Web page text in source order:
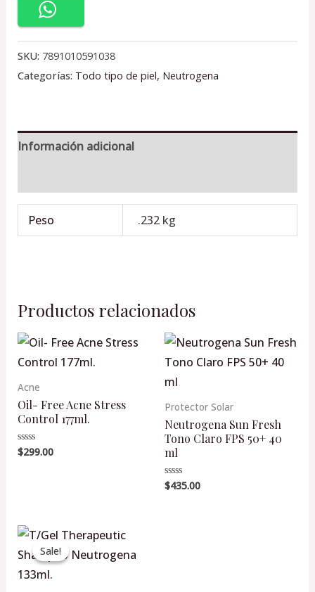
SKU: 7891010591038
Categorías: Todo tipo de piel, Neutrogena
Información adicional
Peso .232 kg
Productos relacionados
Acne
Oil- Free Acne Stress
Control 177ml.
Valorado
en
$299.00
Protector Solar
Neutrogena Sun Fresh
Tono Claro FPS 50+ 40
ml
Valorado
en
$435.00
Sale!
Sale!
Original
price
was:
$345.00.
Current
price
is: